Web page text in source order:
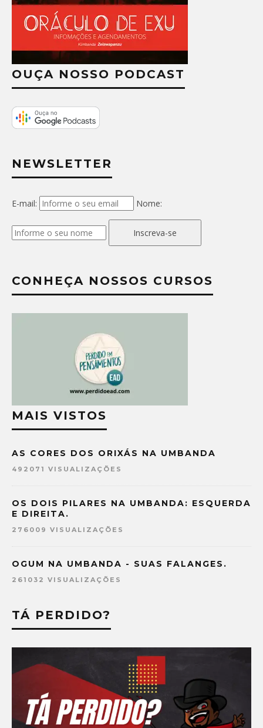
OUÇA NOSSO PODCAST
NEWSLETTER
E-mail: Nome:
Inscreva-se
CONHEÇA NOSSOS CURSOS
MAIS VISTOS
AS CORES DOS ORIXÁS NA UMBANDA
492071 VISUALIZAÇÕES
OS DOIS PILARES NA UMBANDA: ESQUERDA
E DIREITA.
276009 VISUALIZAÇÕES
OGUM NA UMBANDA - SUAS FALANGES.
261032 VISUALIZAÇÕES
TÁ PERDIDO?